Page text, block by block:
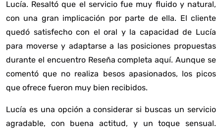
Lucía. Resaltó que el servicio fue muy fluido y natural,
con una gran implicación por parte de ella. El cliente
quedó satisfecho con el oral y la capacidad de Lucía
para moverse y adaptarse a las posiciones propuestas
durante el encuentro Reseña completa aquí. Aunque se
comentó que no realiza besos apasionados, los picos
que ofrece fueron muy bien recibidos.
Lucía es una opción a considerar si buscas un servicio
agradable, con buena actitud, y un toque sensual.